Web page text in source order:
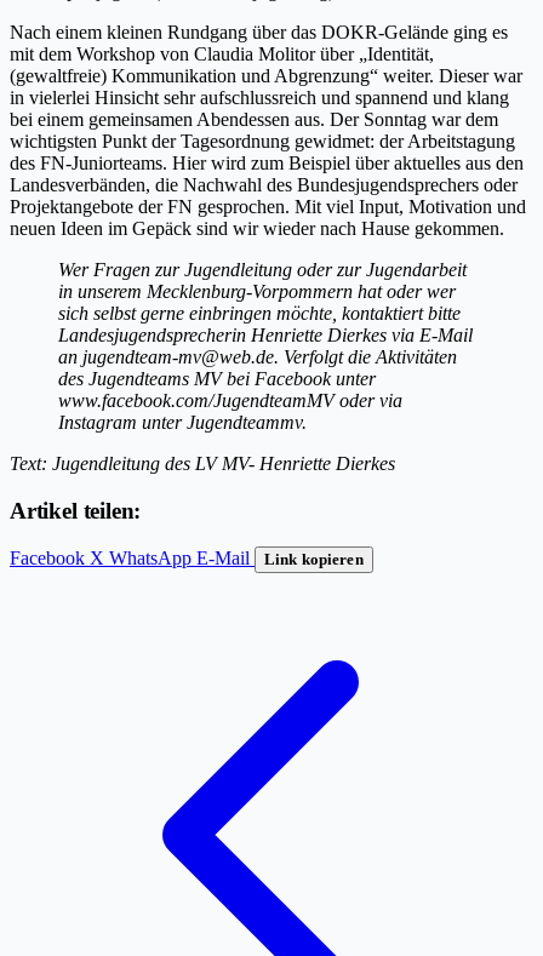
Nach einem kleinen Rundgang über das DOKR-Gelände ging es
mit dem Workshop von Claudia Molitor über „Identität,
(gewaltfreie) Kommunikation und Abgrenzung“ weiter. Dieser war
in vielerlei Hinsicht sehr aufschlussreich und spannend und klang
bei einem gemeinsamen Abendessen aus. Der Sonntag war dem
wichtigsten Punkt der Tagesordnung gewidmet: der Arbeitstagung
des FN-Juniorteams. Hier wird zum Beispiel über aktuelles aus den
Landesverbänden, die Nachwahl des Bundesjugendsprechers oder
Projektangebote der FN gesprochen. Mit viel Input, Motivation und
neuen Ideen im Gepäck sind wir wieder nach Hause gekommen.
Wer Fragen zur Jugendleitung oder zur Jugendarbeit
in unserem Mecklenburg-Vorpommern hat oder wer
sich selbst gerne einbringen möchte, kontaktiert bitte
Landesjugendsprecherin Henriette Dierkes via E-Mail
an jugendteam-mv@web.de. Verfolgt die Aktivitäten
des Jugendteams MV bei Facebook unter
www.facebook.com/JugendteamMV oder via
Instagram unter Jugendteammv.
Text: Jugendleitung des LV MV- Henriette Dierkes
Artikel teilen:
Facebook X WhatsApp E-Mail Link kopieren